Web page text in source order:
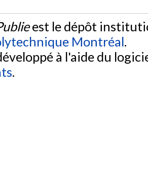
est le dépôt
Montréal.
à l'aide du
.